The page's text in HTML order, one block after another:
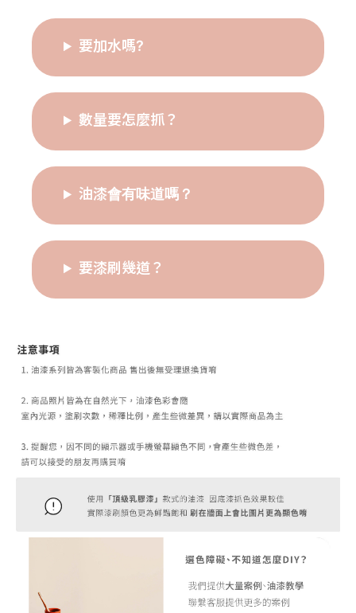
要加水嗎?
數量要怎麼抓？
油漆會有味道嗎？
要漆刷幾道？